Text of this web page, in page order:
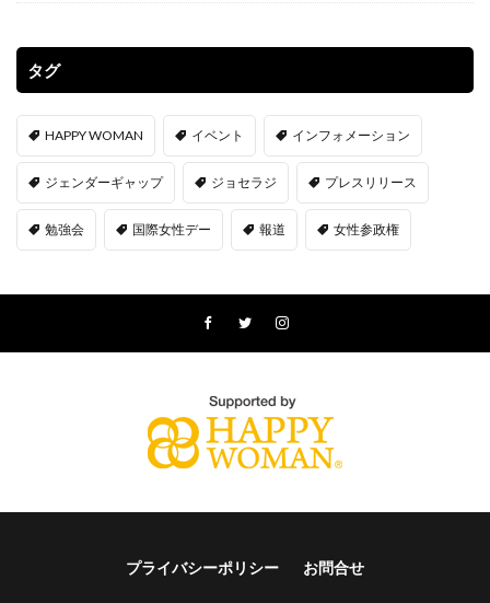
タグ
HAPPY WOMAN イベント インフォメーション
ジェンダーギャップ ジョセラジ プレスリリース
勉強会 国際女性デー 報道 女性参政権
プライバシーポリシー お問合せ